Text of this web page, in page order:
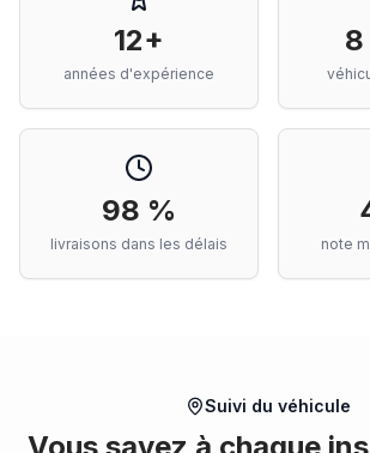
12+
années d'expérience
98 %
livraisons dans les délais note
Suivi du véhicule